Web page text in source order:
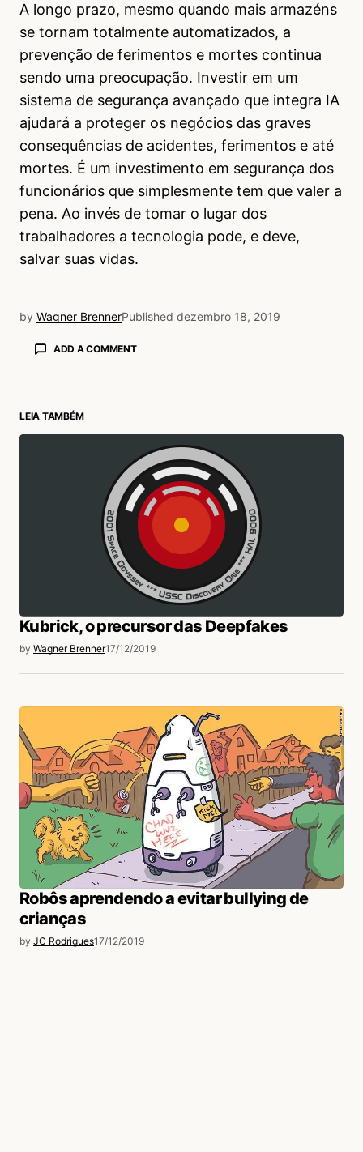
A longo prazo, mesmo quando mais armazéns
se tornam totalmente automatizados, a
prevenção de ferimentos e mortes continua
sendo uma preocupação. Investir em um
sistema de segurança avançado que integra IA
ajudará a proteger os negócios das graves
consequências de acidentes, ferimentos e até
mortes. É um investimento em segurança dos
funcionários que simplesmente tem que valer a
pena. Ao invés de tomar o lugar dos
trabalhadores a tecnologia pode, e deve,
salvar suas vidas.
by Wagner BrennerPublished dezembro 18, 2019
ADD A COMMENT
LEIA TAMBÉM
Kubrick, o precursor das Deepfakes
by Wagner Brenner17/12/2019
Robôs aprendendo a evitar bullying de
crianças
by JC Rodrigues17/12/2019